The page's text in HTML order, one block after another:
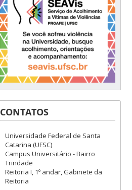
CONTATOS
Universidade Federal de Santa
Catarina (UFSC)
Campus Universitário - Bairro
Trindade
Reitoria I, 1º andar, Gabinete da
Reitoria